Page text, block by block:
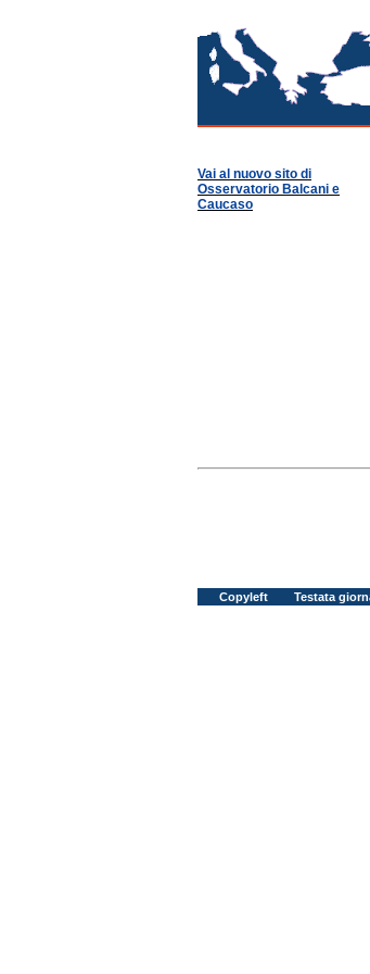
Vai al nuovo sito di
Osservatorio Balcani e
Caucaso
Copyleft Testata